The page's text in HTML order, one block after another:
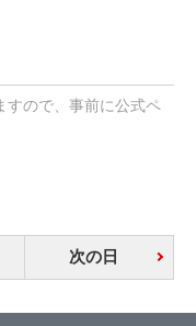
すので、事前に公式ペ
次の日